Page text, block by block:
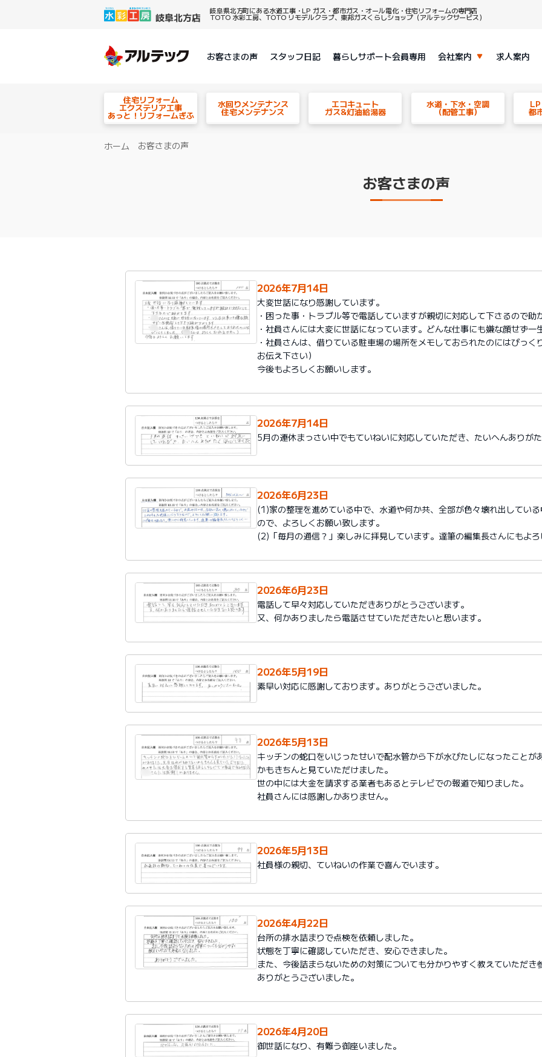
岐阜県北方町にある水道工事・LP ガス・都市ガス・オール電化・住宅リフォームの専門店
TOTO 水彩工房、TOTO リモデルクラブ、東邦ガスくらしショップ（アルテックサービス）
お客さまの声 スタッフ日記 暮らしサポート会員専用 会社案内 求人案内
住宅リフォーム
エクステリア工事
あっと！リフォームぎふ
水回りメンテナンス
住宅メンテナンス
エコキュート
ガス&灯油給湯器
水道・下水・空調
（配管工事） 都
ホーム お客さまの声
お客さまの声
2026年7月14日
大変世話になり感謝しています。
・困った事・トラブル等で電話していますが親切に対応して下さるので助
・社員さんには大変に世話になっています。どんな仕事にも嫌な顔せず
・社員さんは、借りている駐車場の場所をメモしておられたのにはびっく
お伝え下さい）
今後もよろしくお願いします。
2026年7月14日
5月の連休まっさい中でもていねいに対応していただき、たいへんありが
2026年6月23日
(1)家の整理を進めている中で、水道や何か共、全部が色々壊れ出してい
ので、よろしくお願い致します。
(2)「毎月の通信？」楽しみに拝見しています。達筆の編集長さんにもよ
2026年6月23日
電話して早々対応していただきありがとうございます。
又、何かありましたら電話させていただきたいと思います。
2026年5月19日
素早い対応に感謝しております。ありがとうございました。
2026年5月13日
キッチンの蛇口をいじったせいで配水管から下が水びたしになったことが
かもきちんと見ていただけました。
世の中には大金を請求する業者もあるとテレビでの報道で知りました。
社員さんには感謝しかありません。
2026年5月13日
社員様の親切、ていねいの作業で喜んでいます。
2026年4月22日
台所の排水詰まりで点検を依頼しました。
状態を丁寧に確認していただき、安心できました。
また、今後詰まらないための対策についても分かりやすく教えていただき
ありがとうございました。
2026年4月20日
御世話になり、有難う御座いました。